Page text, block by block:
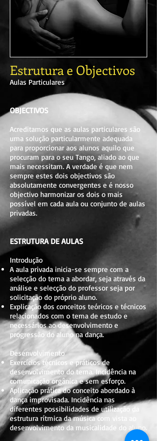
Estrutura e Objectivos
Aulas Particulares​
OBJECTIVOS
Acreditamos que as aulas particulares são
uma solução particularmente adequada
para proporcionar aos alunos aquilo que
procuram para o seu Tango, aliado ao que
mais necessitam. A verdade é que nem
sempre estes dois objectivos são
absolutamente convergentes e é nosso
objectivo harmonizar os dois o mais
possível em cada aula ou conjunto de aulas
privadas.
ESTRUTURA DE AULAS
Introdução
A aula privada inicia-se sempre com a
selecção do tema a abordar, seja através da
análise e selecção do professor seja por
solicitação do próprio aluno.
Explicação dos conceitos teóricos e técnicos
relacionados com o tema de estudo e
necessários ao desenvolvimento e
progressão do aluno na dança.
Desenvolvimento
Exercícios técnicos e práticos de
desenvolvimento do tema. Incidência na
comunicação orgânica e sem esforço.
Aplicação prática do conceito abordado à
dança improvisada. Incidência nas
diferentes possibilidades de utilização da
estrutura rítmica da música com vista ao
desenvolvimento da musicalidade do aluno.